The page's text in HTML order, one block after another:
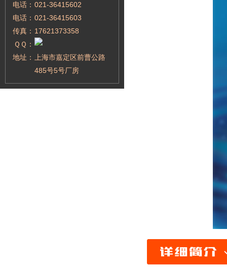
电话： 021-36415602
电话： 021-36415603
传真： 17621373358
ＱＱ：
地址：
上海市嘉定区前曹公路
485号5号厂房